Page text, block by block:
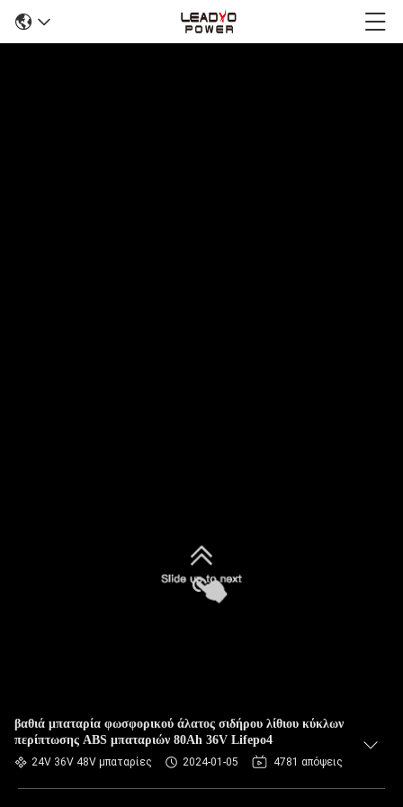
βαθιά μπαταρία φωσφορικού άλατος σιδήρου λίθιου κύκλων
περίπτωσης ABS μπαταριών 80Ah 36V Lifepo4
24V 36V 48V μπαταρίες 2024-01-05 4781 απόψεις